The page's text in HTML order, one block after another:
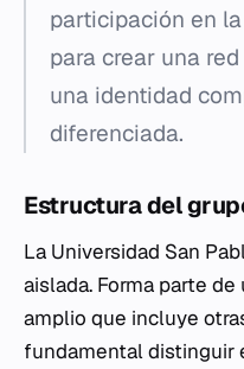
participación en
para crear una
una identidad
diferenciada.
Estructura del
La Universidad San
aislada. Forma parte
amplio que incluye
fundamental distinguir